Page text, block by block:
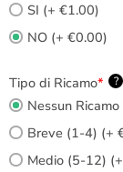
SI (+ €1.00)
NO (+ €0.00)
Tipo di Ricamo* ?
Nessun Ricamo
Breve (1-4) (+
Medio (5-12)